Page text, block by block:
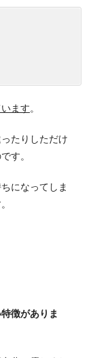
ます。
たりしただけ
す。
になってしま
徴がありま